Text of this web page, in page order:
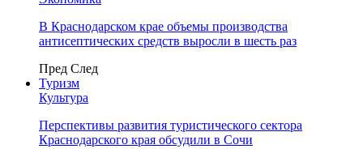
В Краснодарском крае объемы производства
антисептических средств выросли в шесть раз
Пред След
Туризм
Культура
Перспективы развития туристического сектора
Краснодарского края обсудили в Сочи